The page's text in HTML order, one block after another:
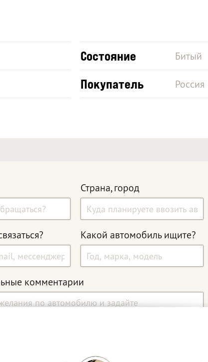
Состояние Битый
Покупатель Россия
Страна, город
Какой автомобиль ищите?
комментарии